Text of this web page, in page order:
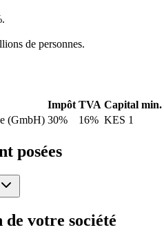
de personnes.
Impôt TVA Capital min.
(GmbH) 30% 16% KES 1
posées
votre société